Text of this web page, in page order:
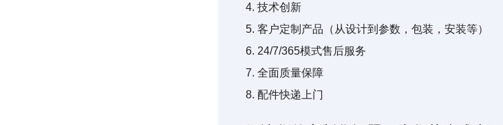
4. 技术创新
5. 客户定制产品（从设计到参数，包装，安装等）
6. 24/7/365模式售后服务
7. 全面质量保障
8. 配件快递上门